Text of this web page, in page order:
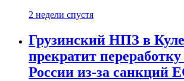
2 недели спустя
Грузинский НПЗ в
прекратит
России из-за санкций